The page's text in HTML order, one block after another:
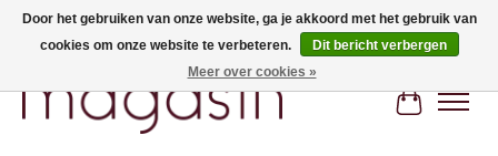
Hi, nice to meet you! Welcome to MAGASIN. Gratis verzending vanaf €100
Door het gebruiken van onze website, ga je akkoord met het gebruik van
cookies om onze website te verbeteren.
Dit bericht verbergen
Meer over cookies »